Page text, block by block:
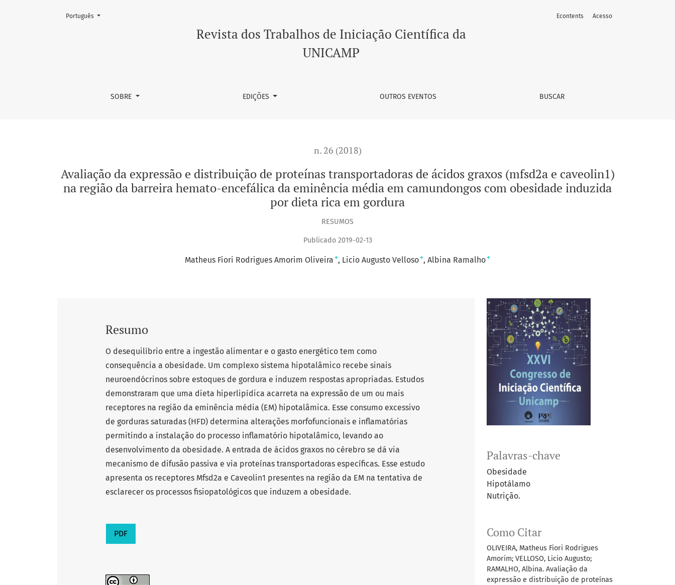
Avaliação da expressão e distribuição de proteínas transportadoras de ácidos graxos (mfsd2a e caveolin1) na região da barreira hemato-encefálica da eminência
Revista dos Trabalhos de Iniciação Científica da
UNICAMP
SOBRE EDIÇÕES OUTROS EVENTOS BUSCAR
Econtents Acesso
Mudar o idioma. O atual é:
Português
n. 26 (2018)
Avaliação da expressão e distribuição de proteínas transportadoras de ácidos graxos (mfsd2a e caveolin1)
na região da barreira hemato-encefálica da eminência média em camundongos com obesidade induzida
por dieta rica em gordura
RESUMOS
Publicado 2019-02-13
Matheus Fiori Rodrigues Amorim Oliveira + Licio Augusto Velloso+ Albina Ramalho+
Palavras-chave
Obesidade
Hipotálamo
Nutrição.
Como Citar
OLIVEIRA, Matheus Fiori Rodrigues
Amorim; VELLOSO, Licio Augusto;
RAMALHO, Albina. Avaliação da
expressão e distribuição de proteínas
Resumo
O desequilíbrio entre a ingestão alimentar e o gasto energético tem como
consequência a obesidade. Um complexo sistema hipotalâmico recebe sinais
neuroendócrinos sobre estoques de gordura e induzem respostas apropriadas. Estudos
demonstraram que uma dieta hiperlipídica acarreta na expressão de um ou mais
receptores na região da eminência média (EM) hipotalâmica. Esse consumo excessivo
de gorduras saturadas (HFD) determina alterações morfofuncionais e inflamatórias
permitindo a instalação do processo inflamatório hipotalâmico, levando ao
desenvolvimento da obesidade. A entrada de ácidos graxos no cérebro se dá via
mecanismo de difusão passiva e via proteínas transportadoras específicas. Esse estudo
apresenta os receptores Mfsd2a e Caveolin1 presentes na região da EM na tentativa de
esclarecer os processos fisiopatológicos que induzem a obesidade.
PDF